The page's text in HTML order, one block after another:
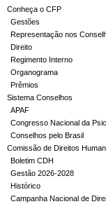
Conheça o CFP
Gestões
Representação nos
Direito
Regimento Interno
Organograma
Prêmios
Sistema Conselhos
APAF
Congresso Nacional da
Conselhos pelo Brasil
Comissão de Direitos
Boletim CDH
Gestão 2026-2028
Histórico
Campanha Nacional de